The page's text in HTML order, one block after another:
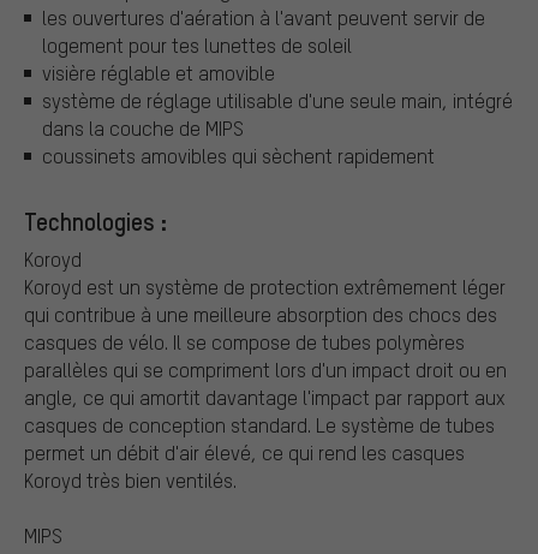
les ouvertures d'aération à l'avant peuvent servir de
logement pour tes lunettes de soleil
visière réglable et amovible
système de réglage utilisable d'une seule main, intégré
dans la couche de MIPS
coussinets amovibles qui sèchent rapidement
Technologies :
Koroyd
Koroyd est un système de protection extrêmement léger
qui contribue à une meilleure absorption des chocs des
casques de vélo. Il se compose de tubes polymères
parallèles qui se compriment lors d'un impact droit ou en
angle, ce qui amortit davantage l'impact par rapport aux
casques de conception standard. Le système de tubes
permet un débit d'air élevé, ce qui rend les casques
Koroyd très bien ventilés.
MIPS